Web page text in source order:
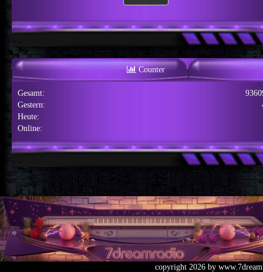
Counter
Gesamt:
Gestern:
Heute:
Online:
copyright 2026 by